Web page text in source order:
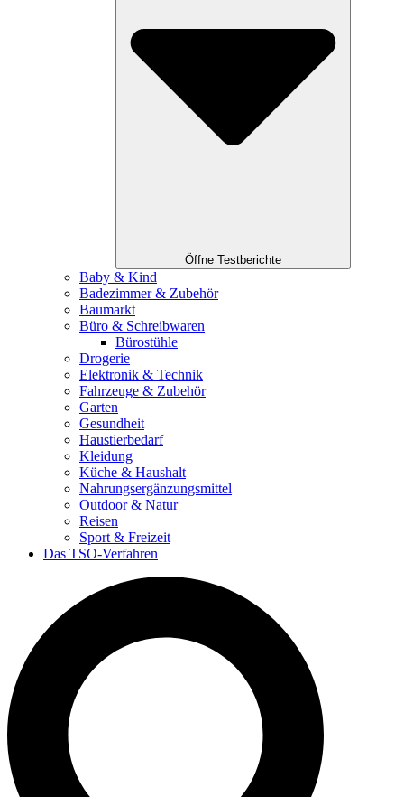
Öffne Testberichte
Baby & Kind
Badezimmer & Zubehör
Baumarkt
Büro & Schreibwaren
Bürostühle
Drogerie
Elektronik & Technik
Fahrzeuge & Zubehör
Garten
Gesundheit
Haustierbedarf
Kleidung
Küche & Haushalt
Nahrungsergänzungsmittel
Outdoor & Natur
Reisen
Sport & Freizeit
Das TSO-Verfahren